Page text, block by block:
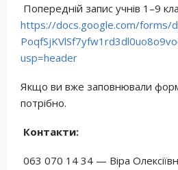
Попередній запис учнів 1–9
https://docs.google.com/forms/
usp=header
Якщо ви вже заповнювали
потрібно.
Контакти:
063 070 14 34 — Віра